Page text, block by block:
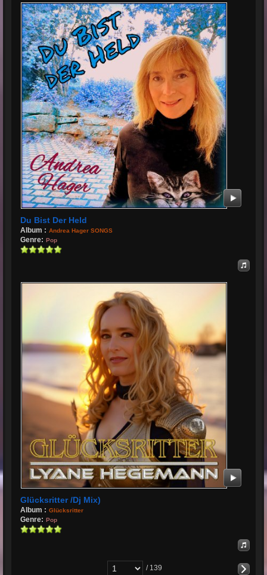
Du Bist Der Held
Album : Andrea Hager SONGS
Genre: Pop
Glücksritter /Dj Mix)
Album : Glücksritter
Genre: Pop
/ 139